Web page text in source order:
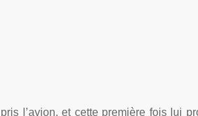
l’avion, et cette première fois lui